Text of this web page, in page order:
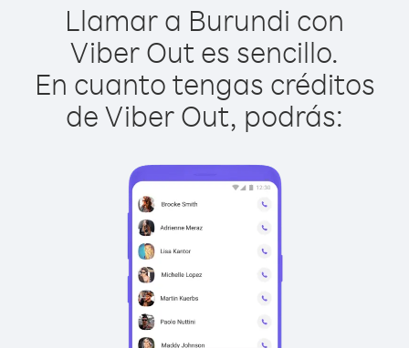
Llamar a Burundi con
Viber Out es sencillo.
En cuanto tengas créditos
de Viber Out, podrás: